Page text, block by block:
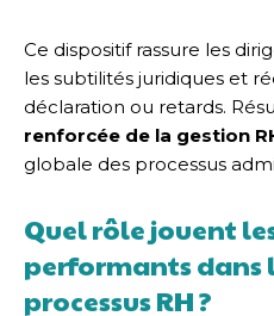
Ce dispositif rassure les
les subtilités juridiques et
déclaration ou retards.
renforcée de la gestion
globale des processus
Quel rôle jouent
performants dans
processus RH ?